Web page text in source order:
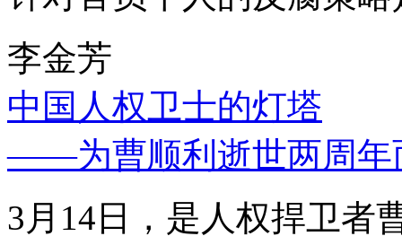
李金芳
中国人权卫士的灯塔
——为曹顺利逝世两周年
3月14日，是人权捍卫者